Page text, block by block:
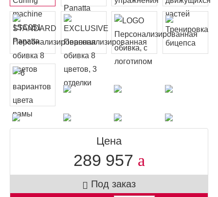
Цена
289 957 a
Под заказ